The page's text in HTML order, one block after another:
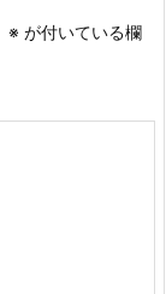
※ が付いている欄